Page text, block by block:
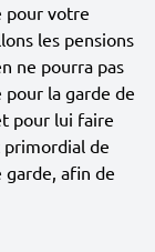
pour votre
les pensions
ne pourra pas
la garde de
pour lui faire
de
afin de